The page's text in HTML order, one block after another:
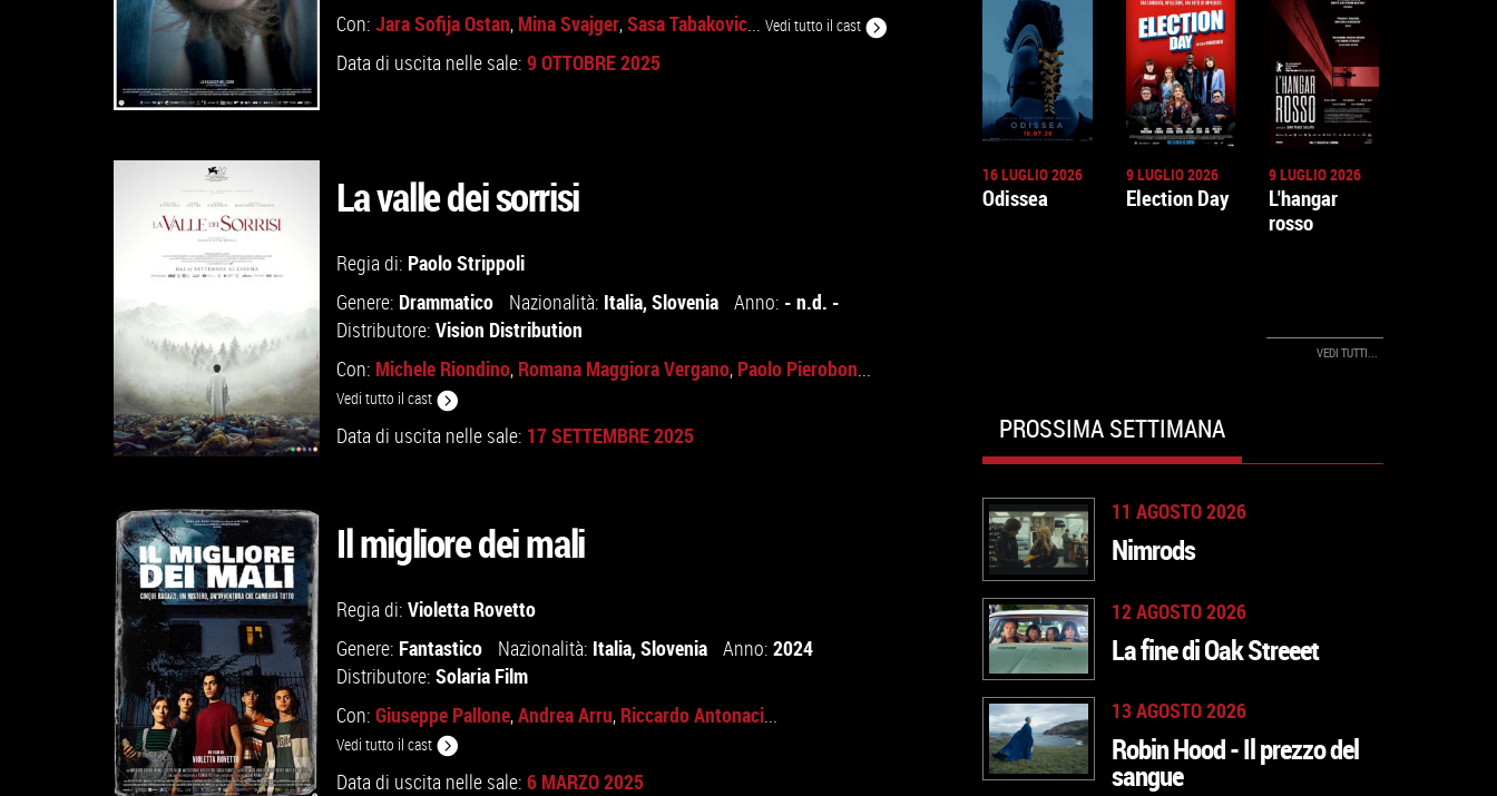
GUARDA IL TRAILER
VAI ALLA SCHEDA
Con: Jara Sofija Ostan, Mina Svajger,Sasa Tabakovic... Vedi tutto il cast
Data di uscita nelle sale: 9 OTTOBRE 2025
GUARDA IL TRAILER
VAI ALLA SCHEDA
La valle dei sorrisi
Regia di: Paolo Strippoli
Genere: Drammatico Nazionalità: Italia,Slovenia Anno: - n.d. -
Distributore: Vision Distribution
Con: Michele Riondino, Romana Maggiora Vergano, Paolo Pierobon...
Vedi tutto il cast
Data di uscita nelle sale: 17 SETTEMBRE 2025
Il migliore dei mali
Regia di: Violetta Rovetto
Genere: Fantastico Nazionalità: Italia,Slovenia Anno: 2024
Distributore: Solaria Film
Con: Giuseppe Pallone,Andrea Arru, Riccardo Antonaci
Vedi tutto il cast
Data di uscita nelle sale: 6 MARZO 2025
16 LUGLIO 2026
Odissea
9 LUGLIO 2026
Election Day
9 LUGLIO 2026
L'hangar
rosso
VEDI TUTTI...
PROSSIMA SETTIMANA
VAI ALLA
SCHEDA
11 AGOSTO 2026
Nimrods
VAI ALLA
SCHEDA
12 AGOSTO 2026
La fine di Oak Streeet
13 AGOSTO 2026
Robin Hood - Il prezzo del
sangue